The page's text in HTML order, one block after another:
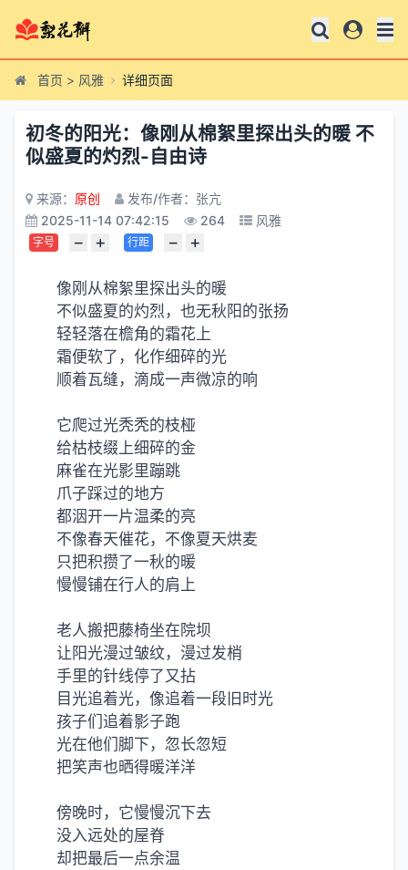
首页 > 风雅 详细页面
初冬的阳光：像刚从棉絮里探出头的暖 不
似盛夏的灼烈-自由诗
来源： 原创
发布/作者：张亢
2025-11-14 07:42:15
264 风雅
字号 − + 行距 − +
像刚从棉絮里探出头的暖
不似盛夏的灼烈，也无秋阳的张扬
轻轻落在檐角的霜花上
霜便软了，化作细碎的光
顺着瓦缝，滴成一声微凉的响
它爬过光秃秃的枝桠
给枯枝缀上细碎的金
麻雀在光影里蹦跳
爪子踩过的地方
都洇开一片温柔的亮
不像春天催花，不像夏天烘麦
只把积攒了一秋的暖
慢慢铺在行人的肩上
老人搬把藤椅坐在院坝
让阳光漫过皱纹，漫过发梢
手里的针线停了又拈
目光追着光，像追着一段旧时光
孩子们追着影子跑
光在他们脚下，忽长忽短
把笑声也晒得暖洋洋
傍晚时，它慢慢沉下去
没入远处的屋脊
却把最后一点余温